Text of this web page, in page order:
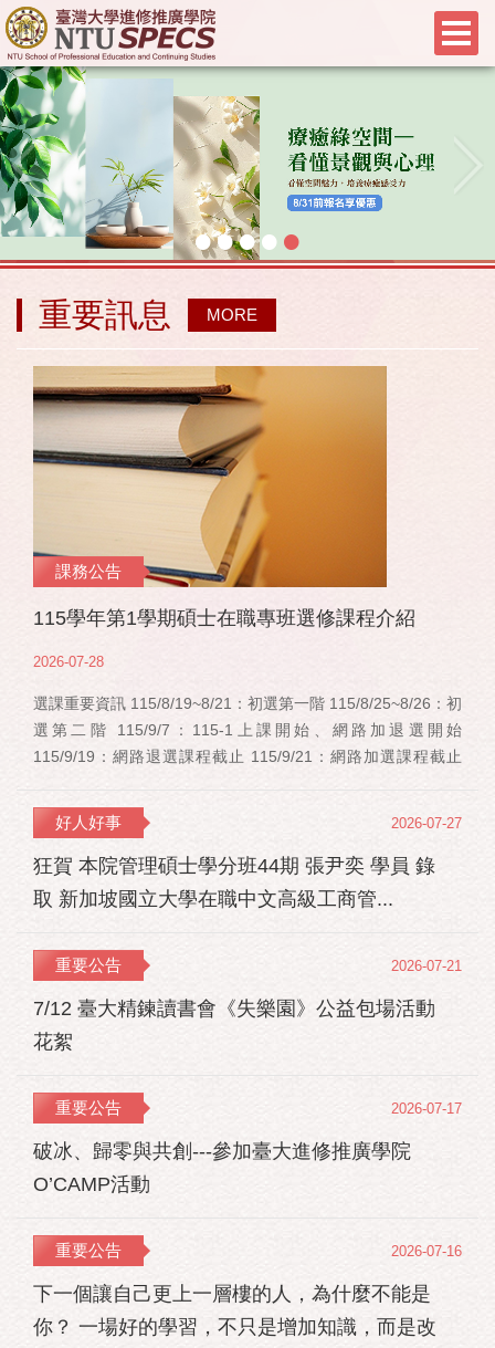
•••••
重要訊息 MORE
課務公告
115學年第1學期碩士在職專班選修課程介紹
2026-07-28
選課重要資訊 115/8/19~8/21：初選第一階 115/8/25~8/26：初
選第二階 115/9/7：115-1上課開始、網路加退選開始
115/9/19：網路退選課程截止 115/9/21：網路加選課程截止
【賽明成老師】 相關連結：週一：大局勢：美...
好人好事
狂賀 本院管理碩士學分班44期 張尹奕 學員 錄
取 新加坡國立大學在職中文高級工商管...
2026-07-27
重要公告
7/12 臺大精鍊讀書會《失樂園》公益包場活動
花絮
2026-07-21
重要公告
破冰、歸零與共創---參加臺大進修推廣學院
O’CAMP活動
2026-07-17
重要公告
下一個讓自己更上一層樓的人，為什麼不能是
你？ 一場好的學習，不只是增加知識，而是改
2026-07-16